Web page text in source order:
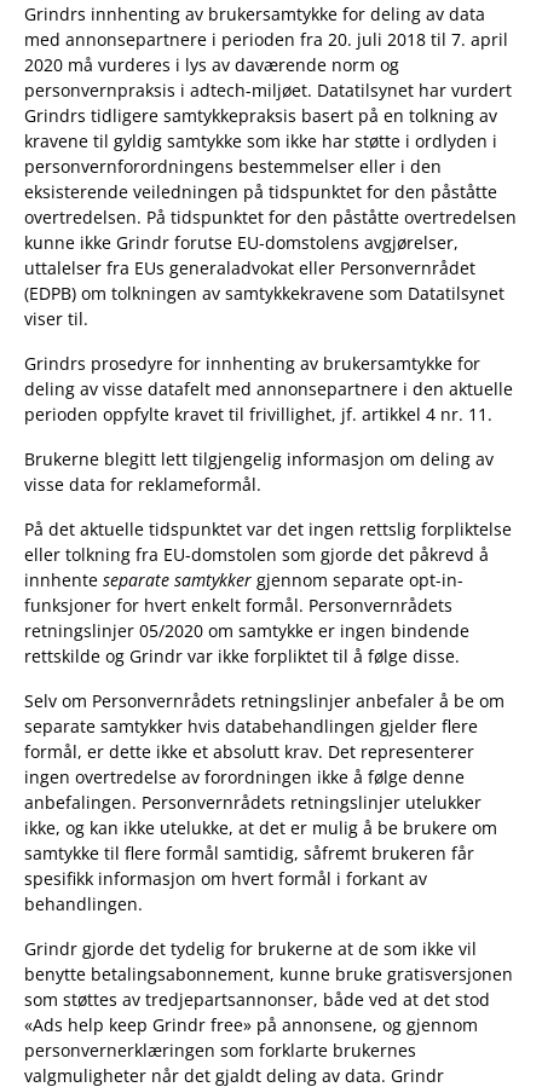
Grindrs innhenting av brukersamtykke for deling av data
med annonsepartnere i perioden fra 20. juli 2018 til 7. april
2020 må vurderes i lys av daværende norm og
personvernpraksis i adtech-miljøet. Datatilsynet har vurdert
Grindrs tidligere samtykkepraksis basert på en tolkning av
kravene til gyldig samtykke som ikke har støtte i ordlyden i
personvernforordningens bestemmelser eller i den
eksisterende veiledningen på tidspunktet for den påståtte
overtredelsen. På tidspunktet for den påståtte overtredelsen
kunne ikke Grindr forutse EU-domstolens avgjørelser,
uttalelser fra EUs generaladvokat eller Personvernrådet
(EDPB) om tolkningen av samtykkekravene som Datatilsynet
viser til.
Grindrs prosedyre for innhenting av brukersamtykke for
deling av visse datafelt med annonsepartnere i den aktuelle
perioden oppfylte kravet til frivillighet, jf. artikkel 4 nr. 11.
Brukerne blegitt lett tilgjengelig informasjon om deling av
visse data for reklameformål.
På det aktuelle tidspunktet var det ingen rettslig forpliktelse
eller tolkning fra EU-domstolen som gjorde det påkrevd å
innhente separate samtykker gjennom separate opt-in-
funksjoner for hvert enkelt formål. Personvernrådets
retningslinjer 05/2020 om samtykke er ingen bindende
rettskilde og Grindr var ikke forpliktet til å følge disse.
Selv om Personvernrådets retningslinjer anbefaler å be om
separate samtykker hvis databehandlingen gjelder flere
formål, er dette ikke et absolutt krav. Det representerer
ingen overtredelse av forordningen ikke å følge denne
anbefalingen. Personvernrådets retningslinjer utelukker
ikke, og kan ikke utelukke, at det er mulig å be brukere om
samtykke til flere formål samtidig, såfremt brukeren får
spesifikk informasjon om hvert formål i forkant av
behandlingen.
Grindr gjorde det tydelig for brukerne at de som ikke vil
benytte betalingsabonnement, kunne bruke gratisversjonen
som støttes av tredjepartsannonser, både ved at det stod
«Ads help keep Grindr free» på annonsene, og gjennom
personvernerklæringen som forklarte brukernes
valgmuligheter når det gjaldt deling av data. Grindr